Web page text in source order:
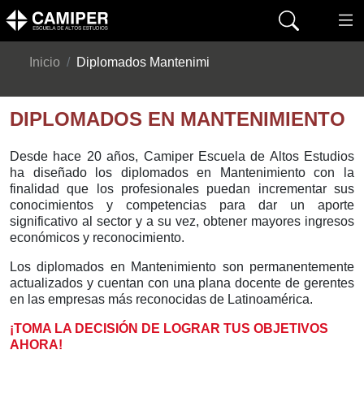
Inicio Diplomados Mantenimi
DIPLOMADOS EN MANTENIMIENTO
Desde hace 20 años, Camiper Escuela de Altos Estudios
ha diseñado los diplomados en Mantenimiento con la
finalidad que los profesionales puedan incrementar sus
conocimientos y competencias para dar un aporte
significativo al sector y a su vez, obtener mayores ingresos
económicos y reconocimiento.
Los diplomados en Mantenimiento son permanentemente
actualizados y cuentan con una plana docente de gerentes
en las empresas más reconocidas de Latinoamérica.
¡TOMA LA DECISIÓN DE LOGRAR TUS OBJETIVOS
AHORA!